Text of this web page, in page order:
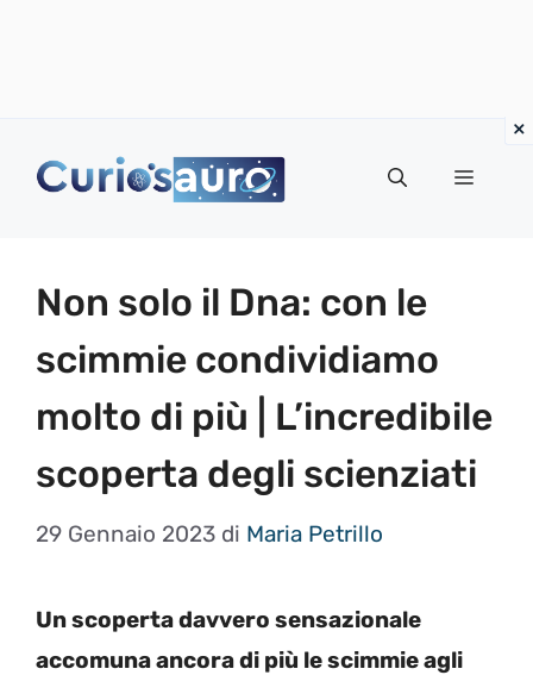
Menu
Non solo il Dna: con le
scimmie condividiamo
molto di più | L’incredibile
scoperta degli scienziati
29 Gennaio 2023 di Maria Petrillo
Un scoperta davvero sensazionale
accomuna ancora di più le scimmie agli